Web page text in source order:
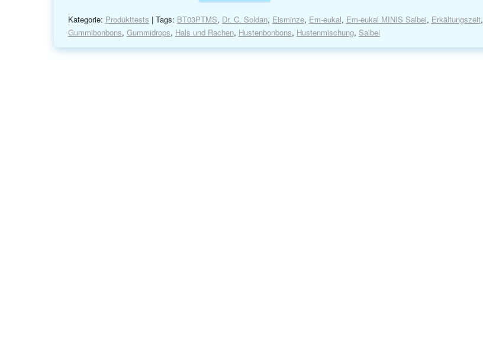
Kategorie: Produkttests | Tags: BT03PTMS, Dr. C. Soldan, Eisminze, Em-eukal, Em-eukal MINIS Salbei, Erkältungszeit,
Gummibonbons, Gummidrops, Hals und Rachen, Hustenbonbons, Hustenmischung, Salbei